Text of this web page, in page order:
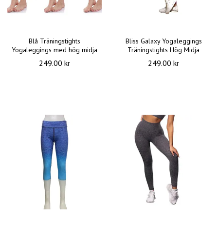
Blå Träningstights
Yogaleggings med hög midja
249.00 kr
Bliss Galaxy Yogaleggings
Träningstights Hög Midja
249.00 kr